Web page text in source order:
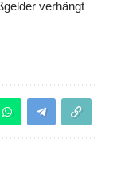
verhängt